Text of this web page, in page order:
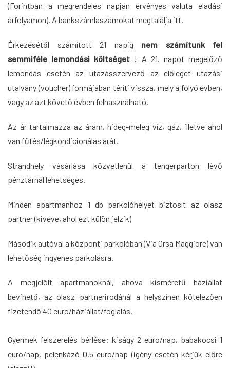
(Forintban a megrendelés napján érvényes valuta eladási
árfolyamon). A bankszámlaszámokat megtalálja itt.
Érkezésétől számított 21 napig nem számítunk fel
semmiféle lemondási költséget ! A 21. napot megelőző
lemondás esetén az utazásszervező az előleget utazási
utalvány (voucher) formájában téríti vissza, mely a folyó évben,
vagy az azt követő évben felhasználható.
Az ár tartalmazza az áram, hideg-meleg víz, gáz, illetve ahol
van fűtés/légkondicionálás árát.
Strandhely vásárlása közvetlenül a tengerparton lévő
pénztárnál lehetséges.
Minden apartmanhoz 1 db parkolóhelyet biztosít az olasz
partner (kivéve, ahol ezt külön jelzik)
Második autóval a központi parkolóban (Via Orsa Maggiore) van
lehetőség ingyenes parkolásra.
A megjelölt apartmanoknál, ahova kisméretű háziállat
bevihető, az olasz partnerirodánál a helyszínen kötelezően
fizetendő 40 euro/háziállat/foglalás.
Gyermek felszerelés bérlése: kiságy 2 euro/nap, babakocsi 1
euro/nap, pelenkázó 0,5 euro/nap (igény esetén kérjük előre